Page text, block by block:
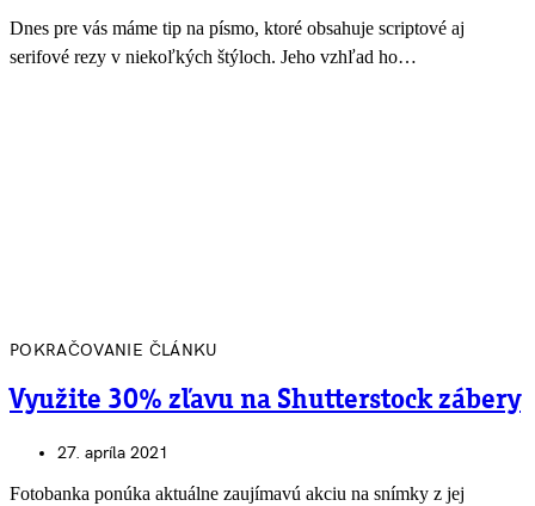
Dnes pre vás máme tip na písmo, ktoré obsahuje scriptové aj
serifové rezy v niekoľkých štýloch. Jeho vzhľad ho…
POKRAČOVANIE ČLÁNKU
Využite 30% zľavu na Shutterstock zábery
27. apríla 2021
Fotobanka ponúka aktuálne zaujímavú akciu na snímky z jej